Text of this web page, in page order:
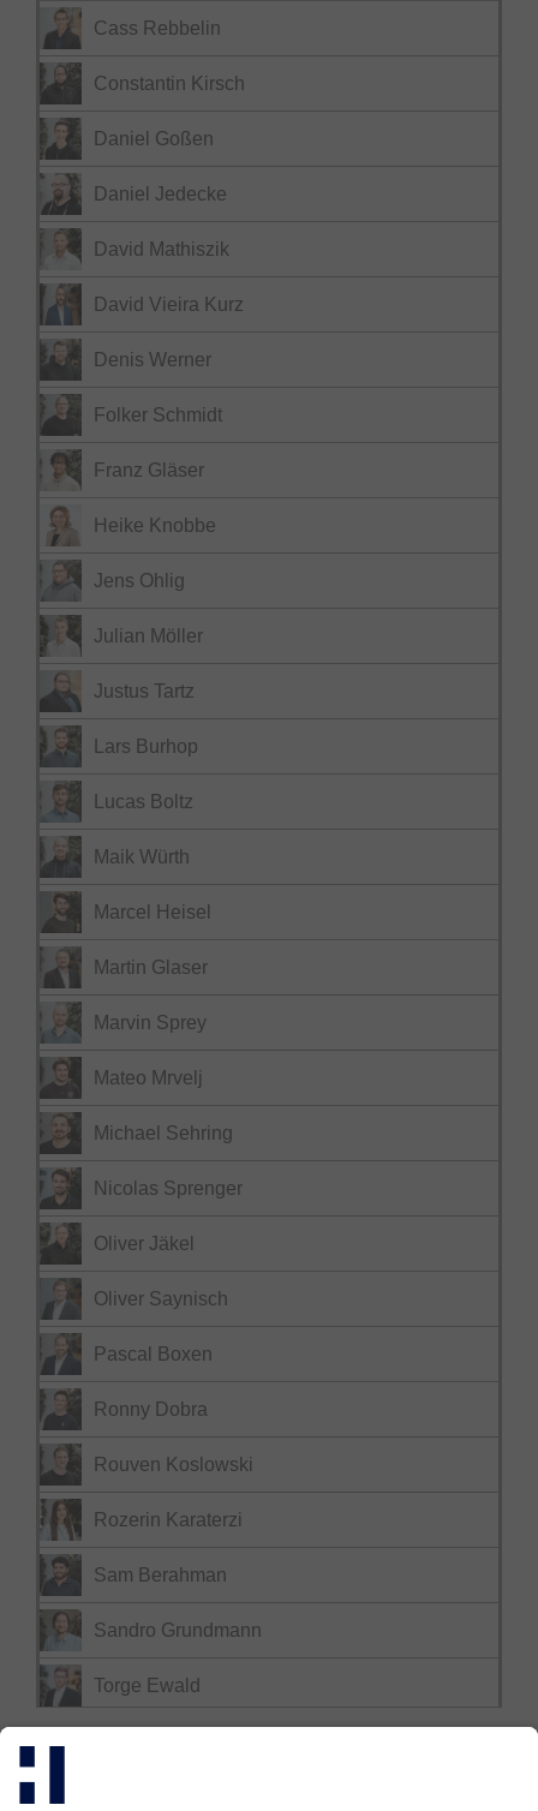
Cass Rebbelin
Constantin Kirsch
Daniel Goßen
Daniel Jedecke
David Mathiszik
David Vieira Kurz
Denis Werner
Folker Schmidt
Franz Gläser
Heike Knobbe
Jens Ohlig
Julian Möller
Justus Tartz
Lars Burhop
Lucas Boltz
Maik Würth
Marcel Heisel
Martin Glaser
Marvin Sprey
Mateo Mrvelj
Michael Sehring
Nicolas Sprenger
Oliver Jäkel
Oliver Saynisch
Pascal Boxen
Ronny Dobra
Rouven Koslowski
Rozerin Karaterzi
Sam Berahman
Sandro Grundmann
Torge Ewald